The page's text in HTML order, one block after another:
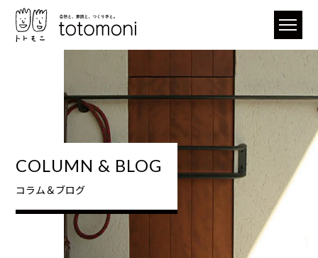
COLUMN & BLOG
コラム＆ブログ